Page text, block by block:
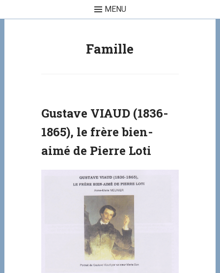
MENU
Famille
Gustave VIAUD (1836-
1865), le frère bien-
aimé de Pierre Loti